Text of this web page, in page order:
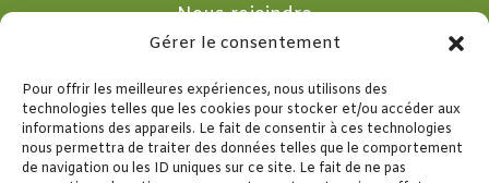
Gérer le consentement
Pour offrir les meilleures expériences, nous utilisons des
technologies telles que les cookies pour stocker et/ou accéder aux
informations des appareils. Le fait de consentir à ces technologies
nous permettra de traiter des données telles que le comportement
de navigation ou les ID uniques sur ce site. Le fait de ne pas
Nous rejoindre
Nous contacter

10 Rue de la Merlette